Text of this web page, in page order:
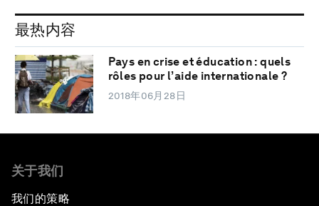
最热内容
Pays en crise et éducation : quels
rôles pour l’aide internationale ?
2018年06月28日
关于我们
我们的策略